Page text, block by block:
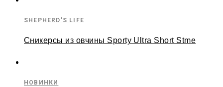
SHEPHERD'S LIFE
Сникерсы из овчины Sporty Ultra Short Stme
НОВИНКИ